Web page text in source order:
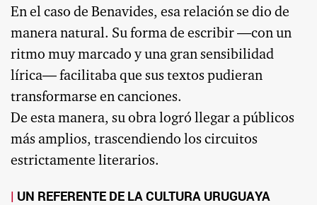
En el caso de Benavides, esa relación se dio de
manera natural. Su forma de escribir —con un
ritmo muy marcado y una gran sensibilidad
lírica— facilitaba que sus textos pudieran
transformarse en canciones.
De esta manera, su obra logró llegar a públicos
más amplios, trascendiendo los circuitos
estrictamente literarios.
UN REFERENTE DE LA CULTURA URUGUAYA